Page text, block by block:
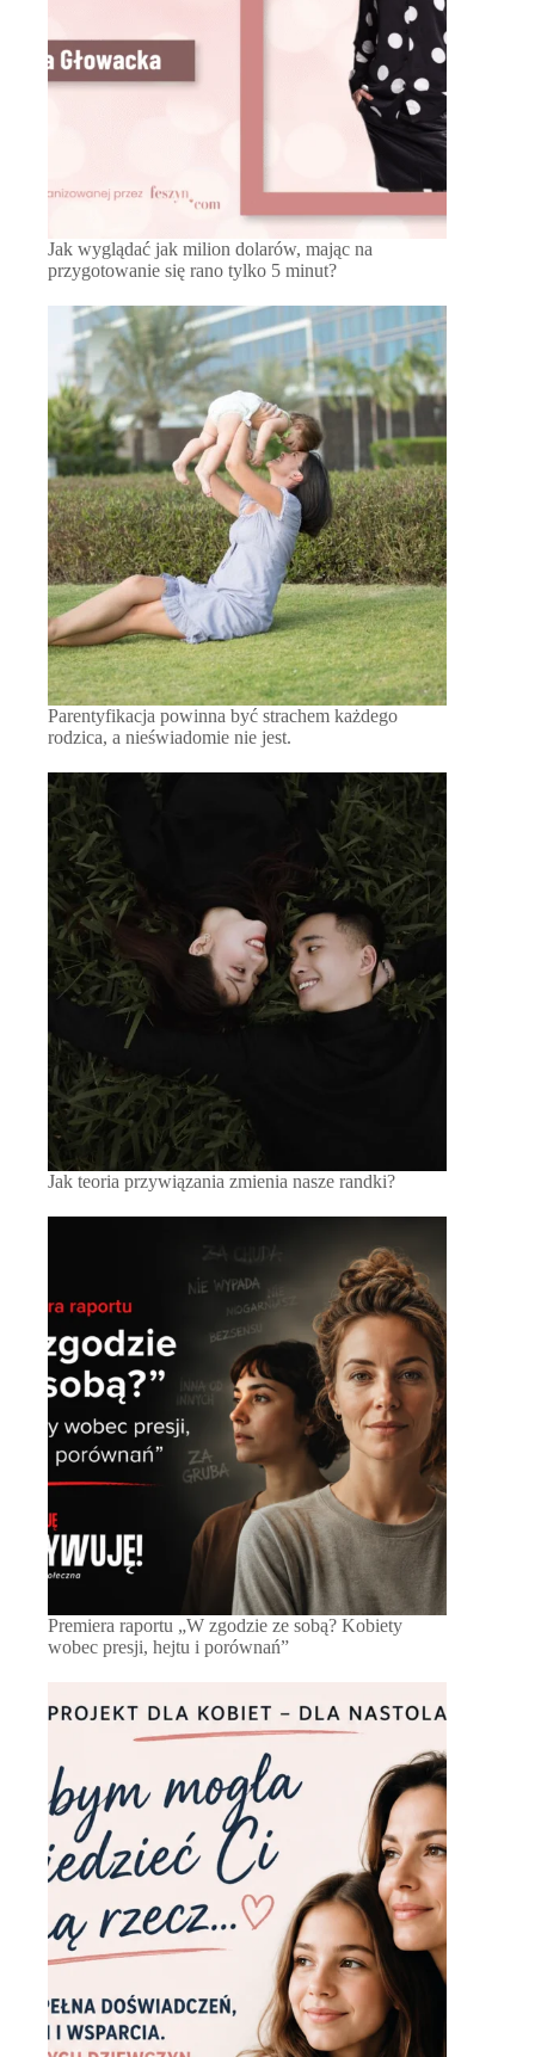
Jak wyglądać jak milion dolarów, mając na
przygotowanie się rano tylko 5 minut?
Parentyfikacja powinna być strachem każdego
rodzica, a nieświadomie nie jest.
Jak teoria przywiązania zmienia nasze randki?
Premiera raportu „W zgodzie ze sobą? Kobiety
wobec presji, hejtu i porównań”